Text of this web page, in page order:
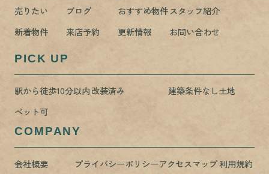
売りたい
ブログ おすすめ物件スタッフ紹介
新着物件
来店予約 更新情報 お問い合わせ
PICK UP
駅から徒歩10分以内改装済み
建築条件なし土地
ペット可
COMPANY
会社概要 プライバシーポリシーアクセスマップ利用規約